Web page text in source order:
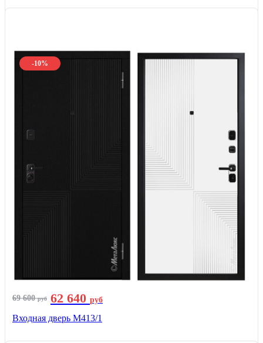
-10%
69 600руб 62 640 руб
Входная дверь М413/1